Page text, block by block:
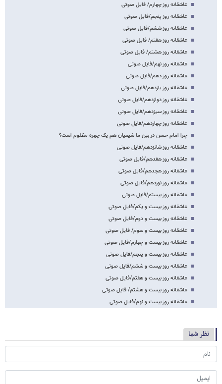
عاشقانه روز چهارم/ فایل صوتی
عاشقانه روز پنجم/فایل صوتی
عاشقانه روز ششم/فایل صوتی
عاشقانه روز هفتم/ فایل صوتی
عاشقانه روز هشتم/ فایل صوتی
عاشقانه روز نهم/فایل صوتی
عاشقانه روز دهم/فایل صوتی
عاشقانه روز یازدهم/فایل صوتی
عاشقانه روز دوازدهم/فایل صوتی
عاشقانه روز سیزدهم/فایل صوتی
عاشقانه روز چهاردهم/فایل صوتی
چرا امام حسن در بین ما شیعیان هم یک چهره مظلوم است؟
عاشقانه روز شانزدهم/فایل صوتی
عاشقانه روز هفدهم/فایل صوتی
عاشقانه روز هجدهم/فایل صوتی
عاشقانه روز نوزدهم/فایل صوتی
عاشقانه روز بیستم/فایل صوتی
عاشقانه روز بیست و یکم/فایل صوتی
عاشقانه روز بیست و دوم/فایل صوتی
عاشقانه روز بیست و سوم/ فایل صوتی
عاشقانه روز بیست و چهارم/فایل صوتی
عاشقانه روز بیست و پنجم/فایل صوتی
عاشقانه روز بیست و ششم/فایل صوتی
عاشقانه روز بیست و هفتم/فایل صوتی
عاشقانه روز بیست و هشتم/ فایل صوتی
عاشقانه روز بیست و نهم/فایل صوتی
نظر شما